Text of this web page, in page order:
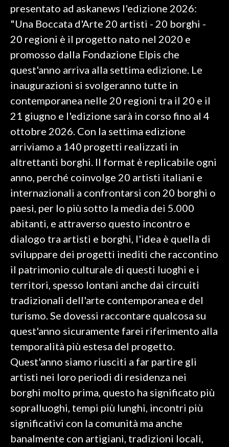
SALUTE
SARDEGNA TURISMO
SARDI NEL MONDO
NOTIZIE
EVENTI
#CARAUNIONE
INSULARITÀ
INFO AZIENDE
ABBONATI
ANNUNCI
NECROLOGI
PUBBLICITÀ
SPIAGGE
STORE
presentato ad askanews l'edizione 2026:
"Una Boccata d'Arte 20 artisti - 20 borghi -
20 regioni è il progetto nato nel 2020 e
promosso dalla Fondazione Elpis che
quest'anno arriva alla settima edizione. Le
inaugurazioni si svolgeranno tutte in
contemporanea nelle 20 regioni tra il 20 e il
21 giugno e l'edizione sarà in corso fino al 4
ottobre 2026. Con la settima edizione
arriviamo a 140 progetti realizzati in
altrettanti borghi. Il format è replicabile ogni
anno, perché coinvolge 20 artisti italiani e
internazionali a confrontarsi con 20 borghi o
paesi, per lo più sotto la media dei 5.000
abitanti, e attraverso questo incontro e
dialogo tra artisti e borghi, l'idea è quella di
sviluppare dei progetti inediti che raccontino
il patrimonio culturale di questi luoghi e i
territori, spesso lontani anche dai circuiti
tradizionali dell'arte contemporanea e del
turismo. Se dovessi raccontare qualcosa su
quest'anno sicuramente farei riferimento alla
temporalità più estesa del progetto.
Quest'anno siamo riusciti a far partire gli
artisti nei loro periodi di residenza nei
borghi molto prima, questo ha significato più
sopralluoghi, tempi più lunghi, incontri più
significativi con la comunità ma anche
banalmente con artigiani, tradizioni locali,